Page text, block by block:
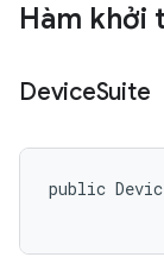
Hàm khởi
DeviceSuite
public